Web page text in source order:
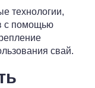
технологии,
с помощью
свай.